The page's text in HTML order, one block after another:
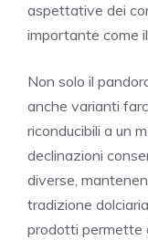
aspettative dei
importante come
Non solo il
anche varianti
riconducibili a un
declinazioni
diverse,
tradizione
prodotti permette